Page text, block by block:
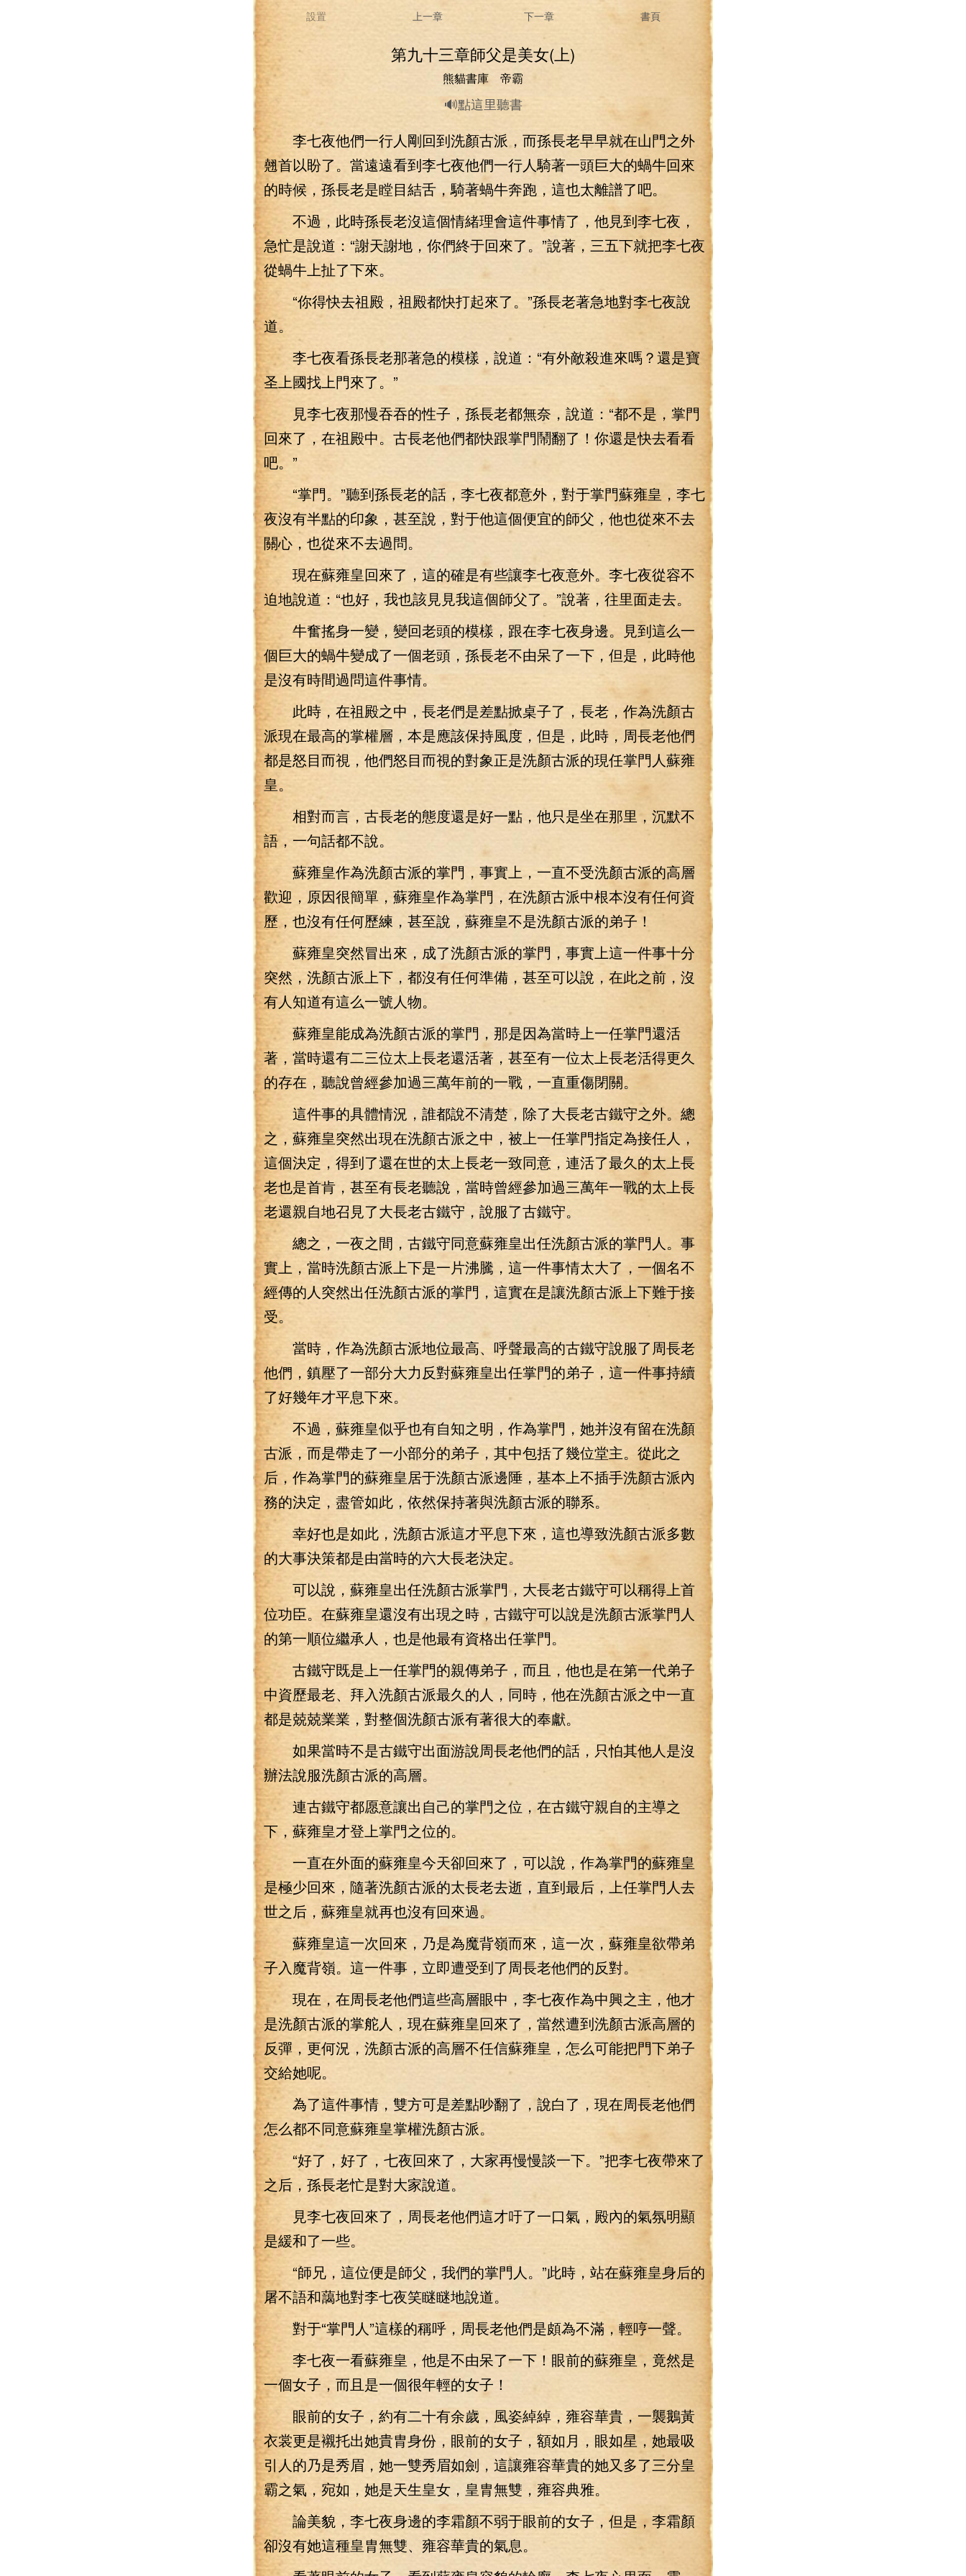
設置 上一章 下一章 書頁
第九十三章師父是美女(上)
熊貓書庫 帝霸
🔊點這里聽書
李七夜他們一行人剛回到洗顏古派，而孫長老早早就在山門之外
翹首以盼了。當遠遠看到李七夜他們一行人騎著一頭巨大的蝸牛回來
的時候，孫長老是瞠目結舌，騎著蝸牛奔跑，這也太離譜了吧。
不過，此時孫長老沒這個情緒理會這件事情了，他見到李七夜，
急忙是說道：“謝天謝地，你們終于回來了。”說著，三五下就把李七夜
從蝸牛上扯了下來。
“你得快去祖殿，祖殿都快打起來了。”孫長老著急地對李七夜說
道。
李七夜看孫長老那著急的模樣，說道：“有外敵殺進來嗎？還是寶
圣上國找上門來了。”
見李七夜那慢吞吞的性子，孫長老都無奈，說道：“都不是，掌門
回來了，在祖殿中。古長老他們都快跟掌門鬧翻了！你還是快去看看
吧。”
“掌門。”聽到孫長老的話，李七夜都意外，對于掌門蘇雍皇，李七
夜沒有半點的印象，甚至說，對于他這個便宜的師父，他也從來不去
關心，也從來不去過問。
現在蘇雍皇回來了，這的確是有些讓李七夜意外。李七夜從容不
迫地說道：“也好，我也該見見我這個師父了。”說著，往里面走去。
牛奮搖身一變，變回老頭的模樣，跟在李七夜身邊。見到這么一
個巨大的蝸牛變成了一個老頭，孫長老不由呆了一下，但是，此時他
是沒有時間過問這件事情。
此時，在祖殿之中，長老們是差點掀桌子了，長老，作為洗顏古
派現在最高的掌權層，本是應該保持風度，但是，此時，周長老他們
都是怒目而視，他們怒目而視的對象正是洗顏古派的現任掌門人蘇雍
皇。
相對而言，古長老的態度還是好一點，他只是坐在那里，沉默不
語，一句話都不說。
蘇雍皇作為洗顏古派的掌門，事實上，一直不受洗顏古派的高層
歡迎，原因很簡單，蘇雍皇作為掌門，在洗顏古派中根本沒有任何資
歷，也沒有任何歷練，甚至說，蘇雍皇不是洗顏古派的弟子！
蘇雍皇突然冒出來，成了洗顏古派的掌門，事實上這一件事十分
突然，洗顏古派上下，都沒有任何準備，甚至可以說，在此之前，沒
有人知道有這么一號人物。
蘇雍皇能成為洗顏古派的掌門，那是因為當時上一任掌門還活
著，當時還有二三位太上長老還活著，甚至有一位太上長老活得更久
的存在，聽說曾經參加過三萬年前的一戰，一直重傷閉關。
這件事的具體情況，誰都說不清楚，除了大長老古鐵守之外。總
之，蘇雍皇突然出現在洗顏古派之中，被上一任掌門指定為接任人，
這個決定，得到了還在世的太上長老一致同意，連活了最久的太上長
老也是首肯，甚至有長老聽說，當時曾經參加過三萬年一戰的太上長
老還親自地召見了大長老古鐵守，說服了古鐵守。
總之，一夜之間，古鐵守同意蘇雍皇出任洗顏古派的掌門人。事
實上，當時洗顏古派上下是一片沸騰，這一件事情太大了，一個名不
經傳的人突然出任洗顏古派的掌門，這實在是讓洗顏古派上下難于接
受。
當時，作為洗顏古派地位最高、呼聲最高的古鐵守說服了周長老
他們，鎮壓了一部分大力反對蘇雍皇出任掌門的弟子，這一件事持續
了好幾年才平息下來。
不過，蘇雍皇似乎也有自知之明，作為掌門，她并沒有留在洗顏
古派，而是帶走了一小部分的弟子，其中包括了幾位堂主。從此之
后，作為掌門的蘇雍皇居于洗顏古派邊陲，基本上不插手洗顏古派內
務的決定，盡管如此，依然保持著與洗顏古派的聯系。
幸好也是如此，洗顏古派這才平息下來，這也導致洗顏古派多數
的大事決策都是由當時的六大長老決定。
可以說，蘇雍皇出任洗顏古派掌門，大長老古鐵守可以稱得上首
位功臣。在蘇雍皇還沒有出現之時，古鐵守可以說是洗顏古派掌門人
的第一順位繼承人，也是他最有資格出任掌門。
古鐵守既是上一任掌門的親傳弟子，而且，他也是在第一代弟子
中資歷最老、拜入洗顏古派最久的人，同時，他在洗顏古派之中一直
都是兢兢業業，對整個洗顏古派有著很大的奉獻。
如果當時不是古鐵守出面游說周長老他們的話，只怕其他人是沒
辦法說服洗顏古派的高層。
連古鐵守都愿意讓出自己的掌門之位，在古鐵守親自的主導之
下，蘇雍皇才登上掌門之位的。
一直在外面的蘇雍皇今天卻回來了，可以說，作為掌門的蘇雍皇
是極少回來，隨著洗顏古派的太長老去逝，直到最后，上任掌門人去
世之后，蘇雍皇就再也沒有回來過。
蘇雍皇這一次回來，乃是為魔背嶺而來，這一次，蘇雍皇欲帶弟
子入魔背嶺。這一件事，立即遭受到了周長老他們的反對。
現在，在周長老他們這些高層眼中，李七夜作為中興之主，他才
是洗顏古派的掌舵人，現在蘇雍皇回來了，當然遭到洗顏古派高層的
反彈，更何況，洗顏古派的高層不任信蘇雍皇，怎么可能把門下弟子
交給她呢。
為了這件事情，雙方可是差點吵翻了，說白了，現在周長老他們
怎么都不同意蘇雍皇掌權洗顏古派。
“好了，好了，七夜回來了，大家再慢慢談一下。”把李七夜帶來了
之后，孫長老忙是對大家說道。
見李七夜回來了，周長老他們這才吁了一口氣，殿內的氣氛明顯
是緩和了一些。
“師兄，這位便是師父，我們的掌門人。”此時，站在蘇雍皇身后的
屠不語和藹地對李七夜笑瞇瞇地說道。
對于“掌門人”這樣的稱呼，周長老他們是頗為不滿，輕哼一聲。
李七夜一看蘇雍皇，他是不由呆了一下！眼前的蘇雍皇，竟然是
一個女子，而且是一個很年輕的女子！
眼前的女子，約有二十有余歲，風姿綽綽，雍容華貴，一襲鵝黃
衣裳更是襯托出她貴胄身份，眼前的女子，額如月，眼如星，她最吸
引人的乃是秀眉，她一雙秀眉如劍，這讓雍容華貴的她又多了三分皇
霸之氣，宛如，她是天生皇女，皇胄無雙，雍容典雅。
論美貌，李七夜身邊的李霜顏不弱于眼前的女子，但是，李霜顏
卻沒有她這種皇胄無雙、雍容華貴的氣息。